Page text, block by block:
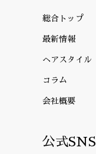
総合トップ
最新情報
ヘアスタイル
コラム
会社概要
公式SNS